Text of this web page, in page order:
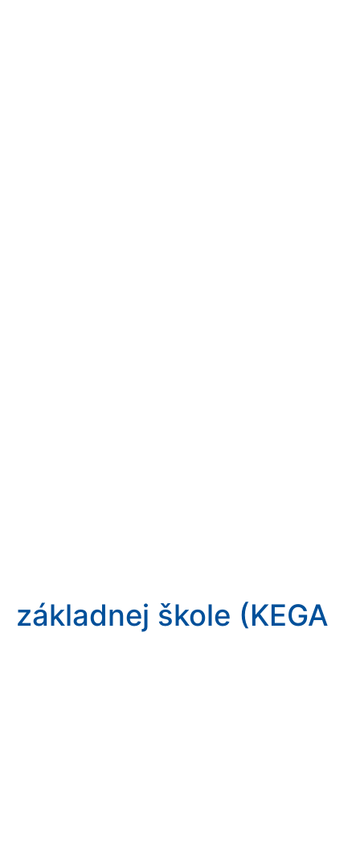
základnej škole (KEGA